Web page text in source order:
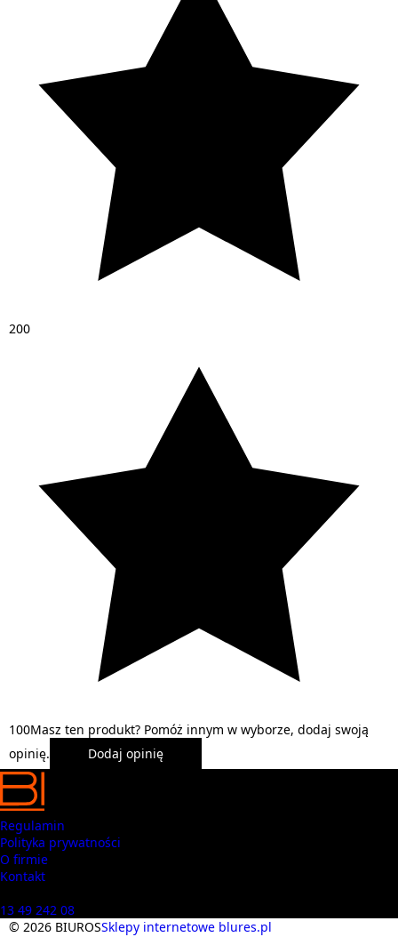
200
100Masz ten produkt? Pomóż innym w wyborze, dodaj swoją
opinię.
Dodaj opinię
Regulamin
Polityka prywatności
O firmie
Kontakt
13 49 242 08
© 2026 BIUROSSklepy internetowe blures.pl